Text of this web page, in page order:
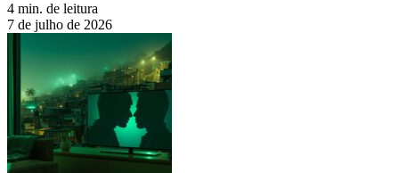
4 min. de leitura
7 de julho de 2026